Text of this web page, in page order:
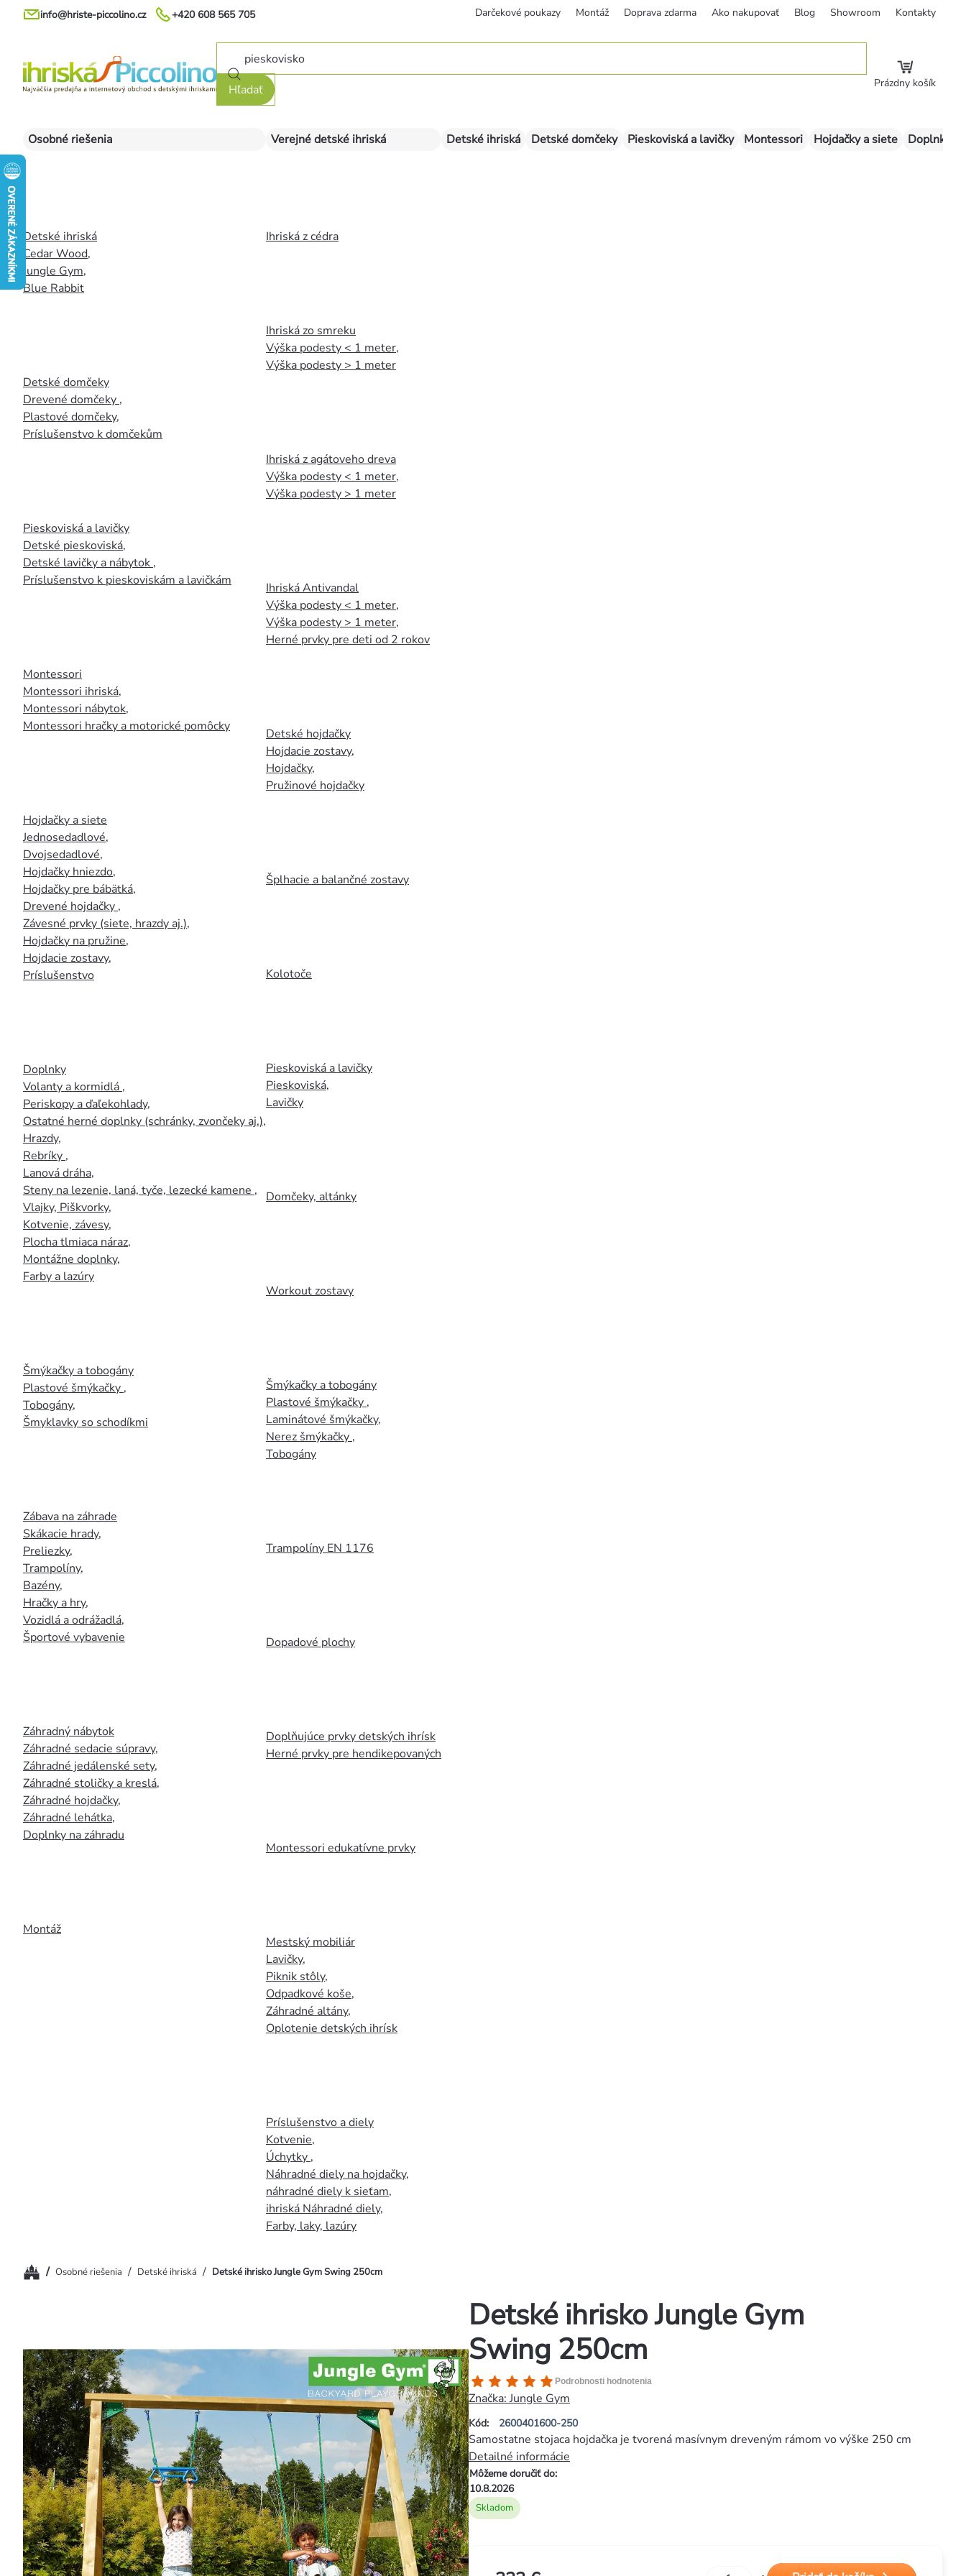
Prejsť
+420 608 565 705
info@hriste-piccolino.cz Darčekové poukazy Montáž Doprava zdarma Ako nakupovať Blog Showroom Kontakty
Hľadať Prázdny košík
Osobné riešenia
Detské ihriská
Cedar Wood,
Jungle Gym,
Blue Rabbit
Detské domčeky
Drevené domčeky ,
Plastové domčeky,
Príslušenstvo k domčekům
Pieskoviská a lavičky
Detské pieskoviská,
Detské lavičky a nábytok ,
Príslušenstvo k pieskoviskám a lavičkám
Montessori
Montessori ihriská,
Montessori nábytok,
Montessori hračky a motorické pomôcky
Hojdačky a siete
Jednosedadlové,
Dvojsedadlové,
Hojdačky hniezdo,
Hojdačky pre bábätká,
Drevené hojdačky ,
Závesné prvky (siete, hrazdy aj.),
Hojdačky na pružine,
Hojdacie zostavy,
Príslušenstvo
Doplnky
Volanty a kormidlá ,
Periskopy a ďaľekohlady,
Ostatné herné doplnky (schránky, zvončeky aj.),
Hrazdy,
Rebríky ,
Lanová dráha,
Steny na lezenie, laná, tyče, lezecké kamene ,
Vlajky, Piškvorky,
Kotvenie, závesy,
Plocha tlmiaca náraz,
Montážne doplnky,
Farby a lazúry
Šmýkačky a tobogány
Plastové šmýkačky ,
Tobogány,
Šmyklavky so schodíkmi
Zábava na záhrade
Skákacie hrady,
Preliezky,
Trampolíny,
Bazény,
Hračky a hry,
Vozidlá a odrážadlá,
Športové vybavenie
Záhradný nábytok
Záhradné sedacie súpravy,
Záhradné jedálenské sety,
Záhradné stoličky a kreslá,
Záhradné hojdačky,
Záhradné lehátka,
Doplnky na záhradu
Montáž
Verejné detské ihriská
Ihriská z cédra
Ihriská zo smreku
Výška podesty < 1 meter,
Výška podesty > 1 meter
Ihriská z agátoveho dreva
Výška podesty < 1 meter,
Výška podesty > 1 meter
Ihriská Antivandal
Výška podesty < 1 meter,
Výška podesty > 1 meter,
Herné prvky pre deti od 2 rokov
Detské hojdačky
Hojdacie zostavy,
Hojdačky,
Pružinové hojdačky
Šplhacie a balančné zostavy
Kolotoče
Pieskoviská a lavičky
Pieskoviská,
Lavičky
Domčeky, altánky
Workout zostavy
Šmýkačky a tobogány
Plastové šmýkačky ,
Laminátové šmýkačky,
Nerez šmýkačky ,
Tobogány
Trampolíny EN 1176
Dopadové plochy
Doplňujúce prvky detských ihrísk
Herné prvky pre hendikepovaných
Montessori edukatívne prvky
Mestský mobiliár
Lavičky,
Piknik stôly,
Odpadkové koše,
Záhradné altány,
Oplotenie detských ihrísk
Príslušenstvo a diely
Kotvenie,
Úchytky ,
Náhradné diely na hojdačky,
náhradné diely k sieťam,
ihriská Náhradné diely,
Farby, laky, lazúry
Detské ihriská Detské domčeky Pieskoviská a lavičky Montessori Hojdačky a siete Doplnky
Domov
/ Osobné riešenia / Detské ihriská / Detské ihrisko Jungle Gym Swing 250cm
Detské ihrisko Jungle Gym
Swing 250cm
Kód: 2600401600-250
Priemerné
hodnotenie
produktu
je
5,0
z
5
hviezdičiek.
Podrobnosti hodnotenia
Značka:Jungle Gym
Skladom
Môžeme doručiť do:
10.8.2026
Samostatne stojaca hojdačka je tvorená masívnym dreveným rámom vo výške 250 cm
Detailné informácie